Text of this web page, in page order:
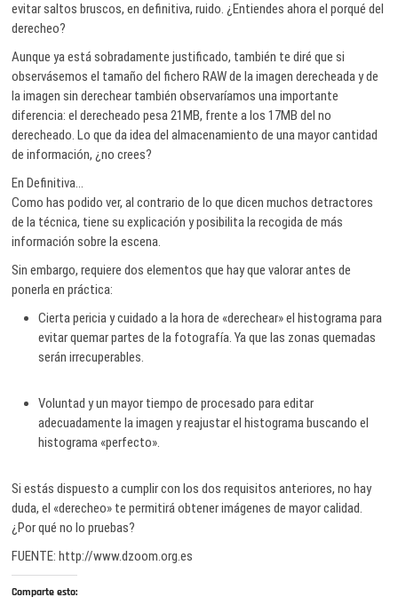
evitar saltos bruscos, en definitiva, ruido. ¿Entiendes ahora el porqué del
derecheo?
Aunque ya está sobradamente justificado, también te diré que si
observásemos el tamaño del fichero RAW de la imagen derecheada y de
la imagen sin derechear también observaríamos una importante
diferencia: el derecheado pesa 21MB, frente a los 17MB del no
derecheado. Lo que da idea del almacenamiento de una mayor cantidad
de información, ¿no crees?
En Definitiva…
Como has podido ver, al contrario de lo que dicen muchos detractores
de la técnica, tiene su explicación y posibilita la recogida de más
información sobre la escena.
Sin embargo, requiere dos elementos que hay que valorar antes de
ponerla en práctica:
Cierta pericia y cuidado a la hora de «derechear» el histograma para
evitar quemar partes de la fotografía. Ya que las zonas quemadas
serán irrecuperables.
Voluntad y un mayor tiempo de procesado para editar
adecuadamente la imagen y reajustar el histograma buscando el
histograma «perfecto».
Si estás dispuesto a cumplir con los dos requisitos anteriores, no hay
duda, el «derecheo» te permitirá obtener imágenes de mayor calidad.
¿Por qué no lo pruebas?
FUENTE: http://www.dzoom.org.es
Comparte esto: